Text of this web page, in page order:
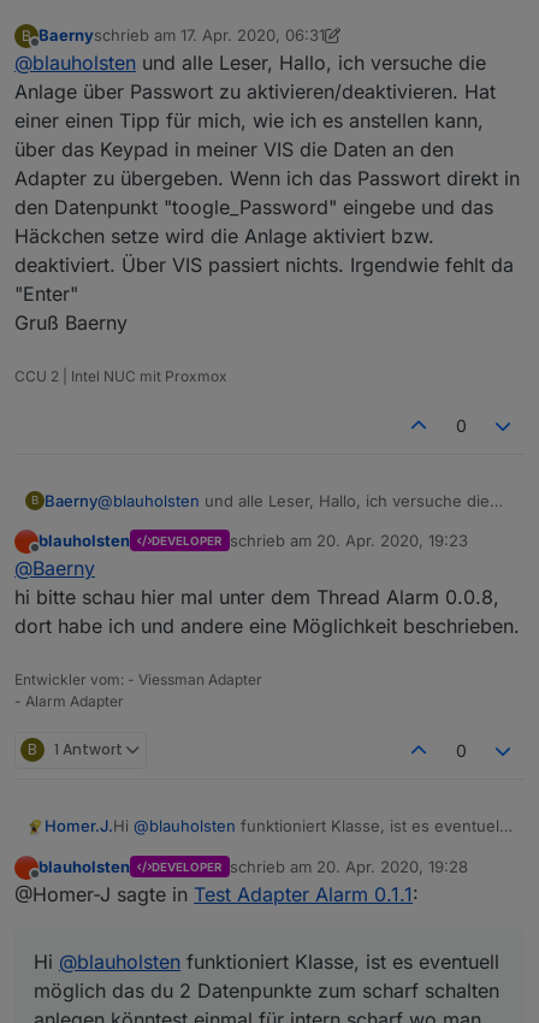
B
Offline
Baernyschrieb am 17. Apr. 2020, 06:31
zuletzt editiert von Baerny
@blauholsten und alle Leser, Hallo, ich versuche die
Anlage über Passwort zu aktivieren/deaktivieren. Hat
einer einen Tipp für mich, wie ich es anstellen kann,
über das Keypad in meiner VIS die Daten an den
Adapter zu übergeben. Wenn ich das Passwort direkt in
den Datenpunkt "toogle_Password" eingebe und das
Häckchen setze wird die Anlage aktiviert bzw.
deaktiviert. Über VIS passiert nichts. Irgendwie fehlt da
"Enter"
Gruß Baerny
CCU 2 | Intel NUC mit Proxmox
0
B Baerny@blauholsten
einer einen Tipp für mich, wie ich es anstellen kann,
Adapter zu übergeben. Wenn ich das Passwort direkt
in den Datenpunkt "toogle_Password" eingebe und das
Häckchen setze wird die Anlage aktiviert bzw.
"Enter"
Gruß Baerny
Offline
blauholsten DEVELOPER schrieb am 20. Apr. 2020, 19:23
zuletzt editiert von
@Baerny
hi bitte schau hier mal unter dem Thread Alarm 0.0.8,
dort habe ich und andere eine Möglichkeit beschrieben.
Entwickler vom: - Viessman Adapter
- Alarm Adapter
B 1 Antwort 0
Homer.J.Hi @blauholsten funktioniert Klasse, ist es eventuell
anlegen könntest einmal für intern scharf wo man
z.B. die Fensterkontakte reinpackt und einmal für
Datenpunkt zum schalten einer Innensirene bei
Auslösung wäre auch schön.
Grüße
Offline
blauholsten DEVELOPER schrieb am 20. Apr. 2020, 19:28
zuletzt editiert von
@Homer-J sagte in Test Adapter Alarm 0.1.1:
Hi @blauholsten funktioniert Klasse, ist es eventuell
möglich das du 2 Datenpunkte zum scharf schalten